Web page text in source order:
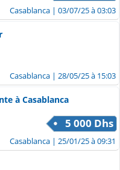
Casablanca | 03/07/25 à 03:03
Casablanca | 28/05/25 à 15:03
à Casablanca
5 000 Dhs
Casablanca | 25/01/25 à 09:31